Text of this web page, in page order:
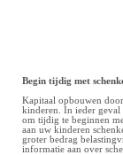
Begin tijdig met
Kapitaal opbouwen
kinderen. In ieder geval
om tijdig te beginnen
aan uw kinderen
groter bedrag
informatie aan over